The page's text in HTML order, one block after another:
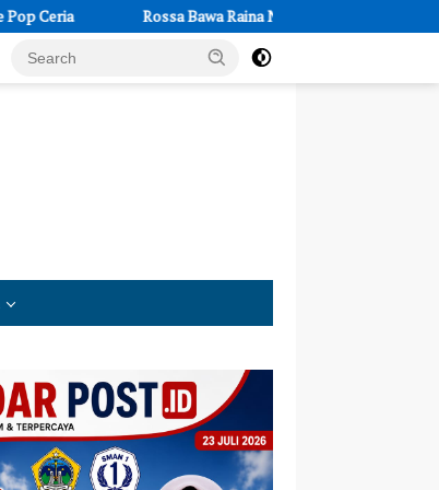
Rossa Bawa Raina Naik Panggung, Momen Hangat Ibu